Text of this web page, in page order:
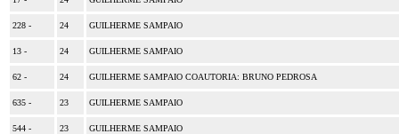
228 - 24 GUILHERME SAMPAIO
13 - 24 GUILHERME SAMPAIO
62 - 24 GUILHERME SAMPAIO COAUTORIA: BRUNO PEDROSA
635 - 23 GUILHERME SAMPAIO
544 - 23 GUILHERME SAMPAIO